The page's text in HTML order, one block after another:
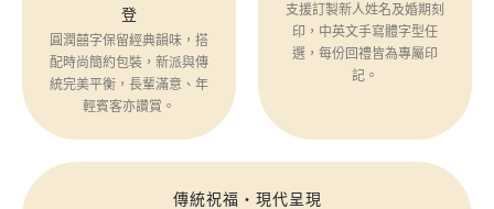
登
圓潤囍字保留經典韻味，搭
配時尚簡約包裝，新派與傳
統完美平衡，長輩滿意、年
輕賓客亦讚賞。
支援訂製新人姓名及婚期刻
印，中英文手寫體字型任
選，每份回禮皆為專屬印
記。
傳統祝福・現代呈現